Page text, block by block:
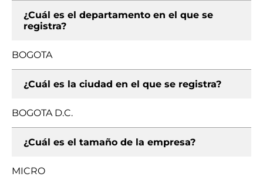
¿Cuál es el departamento en el que se
registra?
BOGOTA
¿Cuál es la ciudad en el que se registra?
BOGOTA D.C.
¿Cuál es el tamaño de la empresa?
MICRO